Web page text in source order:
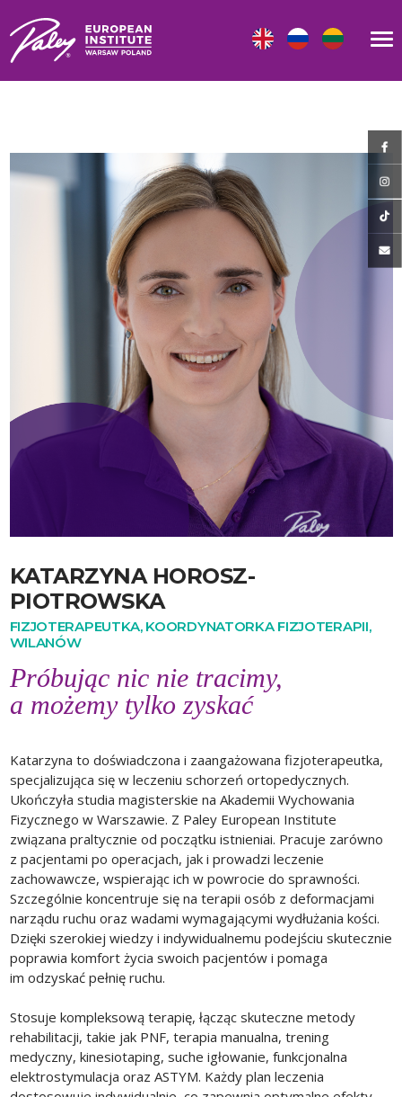
KATARZYNA HOROSZ-
PIOTROWSKA
FIZJOTERAPEUTKA, KOORDYNATORKA FIZJOTERAPII,
WILANÓW
Próbując nic nie tracimy,
a możemy tylko zyskać
Katarzyna to doświadczona i zaangażowana fizjoterapeutka,
specjalizująca się w leczeniu schorzeń ortopedycznych.
Ukończyła studia magisterskie na Akademii Wychowania
Fizycznego w Warszawie. Z Paley European Institute
związana praltycznie od początku istnieniai. Pracuje zarówno
z pacjentami po operacjach, jak i prowadzi leczenie
zachowawcze, wspierając ich w powrocie do sprawności.
Szczególnie koncentruje się na terapii osób z deformacjami
narządu ruchu oraz wadami wymagającymi wydłużania kości.
Dzięki szerokiej wiedzy i indywidualnemu podejściu skutecznie
poprawia komfort życia swoich pacjentów i pomaga
im odzyskać pełnię ruchu.
Stosuje kompleksową terapię, łącząc skuteczne metody
rehabilitacji, takie jak PNF, terapia manualna, trening
medyczny, kinesiotaping, suche igłowanie, funkcjonalna
elektrostymulacja oraz ASTYM. Każdy plan leczenia